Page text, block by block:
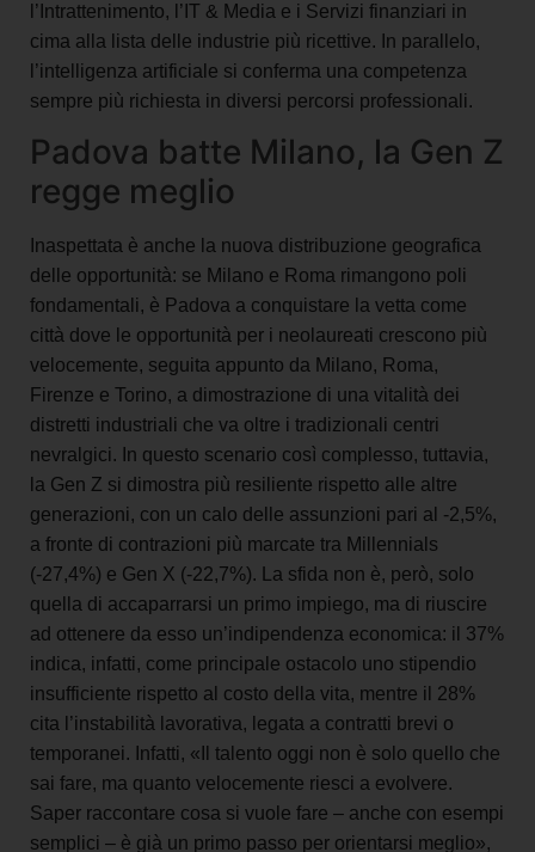
l’Intrattenimento, l’IT & Media e i Servizi finanziari in
cima alla lista delle industrie più ricettive. In parallelo,
l’intelligenza artificiale si conferma una competenza
sempre più richiesta in diversi percorsi professionali.
Padova batte Milano, la Gen Z
regge meglio
Inaspettata è anche la nuova distribuzione geografica
delle opportunità: se Milano e Roma rimangono poli
fondamentali, è Padova a conquistare la vetta come
città dove le opportunità per i neolaureati crescono più
velocemente, seguita appunto da Milano, Roma,
Firenze e Torino, a dimostrazione di una vitalità dei
distretti industriali che va oltre i tradizionali centri
nevralgici. In questo scenario così complesso, tuttavia,
la Gen Z si dimostra più resiliente rispetto alle altre
generazioni, con un calo delle assunzioni pari al -2,5%,
a fronte di contrazioni più marcate tra Millennials
(-27,4%) e Gen X (-22,7%). La sfida non è, però, solo
quella di accaparrarsi un primo impiego, ma di riuscire
ad ottenere da esso un’indipendenza economica: il 37%
indica, infatti, come principale ostacolo uno stipendio
insufficiente rispetto al costo della vita, mentre il 28%
cita l’instabilità lavorativa, legata a contratti brevi o
temporanei. Infatti, «Il talento oggi non è solo quello che
sai fare, ma quanto velocemente riesci a evolvere.
Saper raccontare cosa si vuole fare – anche con esempi
semplici – è già un primo passo per orientarsi meglio»,